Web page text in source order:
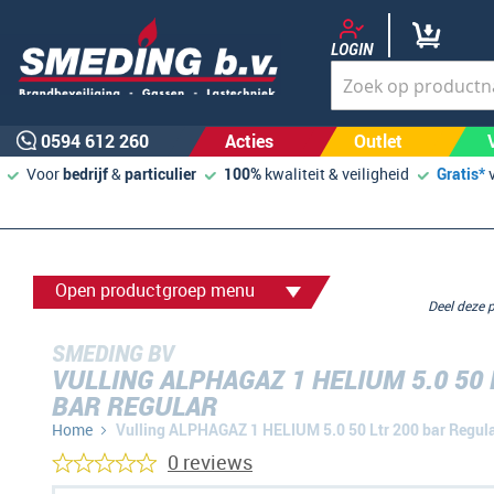
LOGIN
0594 612 260 Acties Outlet
Voorbedrijf&particulier 100% kwaliteit & veiligheid Gratis*
Open productgroep menu
SMEDING BV
VULLING ALPHAGAZ 1 HELIUM 5.0 50
BAR REGULAR
Home Vulling ALPHAGAZ 1 HELIUM 5.0 50 Ltr 200 bar
Deel
0 reviews